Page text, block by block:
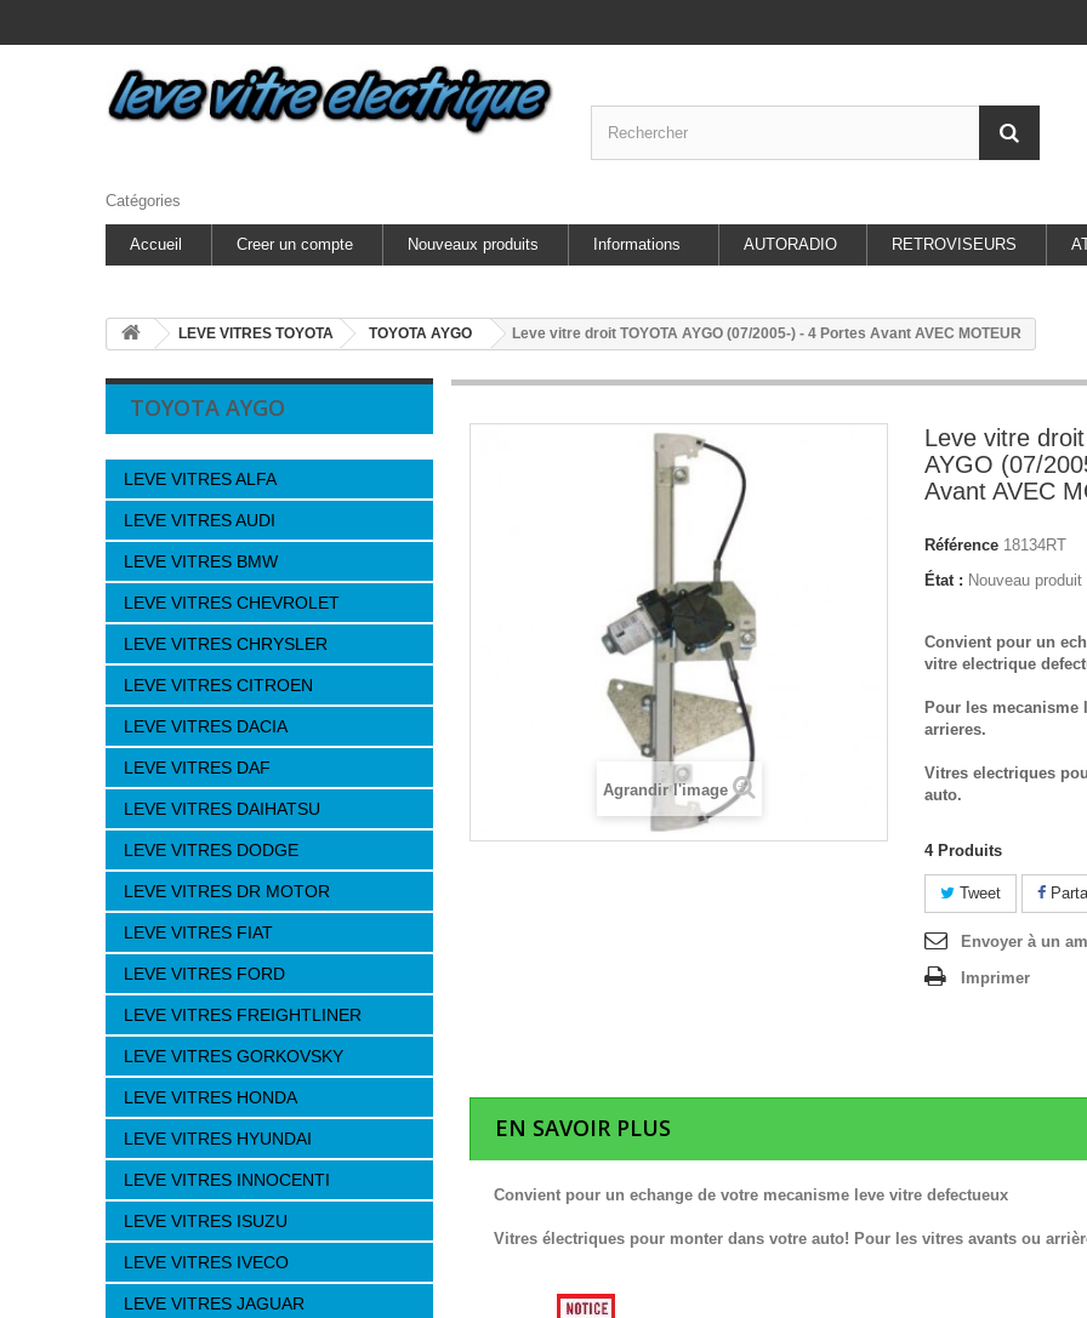
Catégories
Accueil Creer un compte Nouveaux produits Informations AUTORADIO RETROVISEURS
LEVE VITRES TOYOTA TOYOTA AYGO Leve vitre droit TOYOTA AYGO (07/2005-) - 4 Portes Avant AVEC MOTEUR
TOYOTA AYGO
LEVE VITRES ALFA
LEVE VITRES AUDI
LEVE VITRES BMW
LEVE VITRES CHEVROLET
LEVE VITRES CHRYSLER
LEVE VITRES CITROEN
LEVE VITRES DACIA
LEVE VITRES DAF
LEVE VITRES DAIHATSU
LEVE VITRES DODGE
LEVE VITRES DR MOTOR
LEVE VITRES FIAT
LEVE VITRES FORD
LEVE VITRES FREIGHTLINER
LEVE VITRES GORKOVSKY
LEVE VITRES HONDA
LEVE VITRES HYUNDAI
LEVE VITRES INNOCENTI
LEVE VITRES ISUZU
LEVE VITRES IVECO
LEVE VITRES JAGUAR
Agrandir l'image
Leve vitre
AYGO (07/
Avant AVEC
Référence 18134RT
État : Nouveau produit
Convient pour un
vitre electrique
Pour les mecanisme
arrieres.
Vitres electriques
auto.
4 Produits
Tweet
Envoyer à un
Imprimer
EN SAVOIR PLUS
Convient pour un echange de votre mecanisme leve vitre defectueux
Vitres électriques pour monter dans votre auto! Pour les vitres avants ou